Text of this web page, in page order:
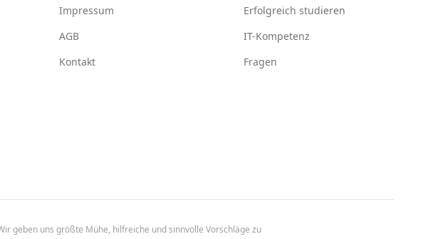
Impressum
AGB
Kontakt
Erfolgreich studieren
IT-Kompetenz
Fragen
geben uns größte Mühe, hilfreiche und sinnvolle Vorschläge zu